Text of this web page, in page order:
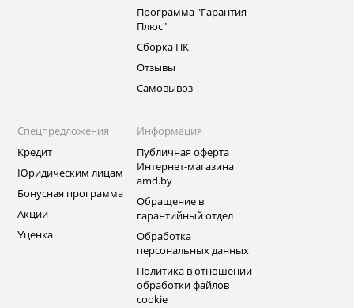
Программа "Гарантия
Плюс"
Сборка ПК
Отзывы
Самовывоз
Спецпредложения
Кредит
Юридическим лицам
Бонусная программа
Акции
Уценка
Информация
Публичная оферта
Интернет-магазина
amd.by
Обращение в
гарантийный отдел
Обработка
персональных данных
Политика в отношении
обработки файлов
cookie